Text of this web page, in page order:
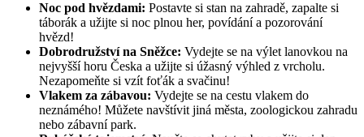
Noc pod hvězdami: Postavte si stan na zahradě, zapalte si
táborák a užijte si noc plnou her, povídání a pozorování
hvězd!
Dobrodružství na Sněžce: Vydejte se na výlet lanovkou na
nejvyšší horu Česka a užijte si úžasný výhled z vrcholu.
Nezapomeňte si vzít foťák a svačinu! ️
Vlakem za zábavou: Vydejte se na cestu vlakem do
neznámého! Můžete navštívit jiná města, zoologickou zahradu
nebo zábavní park.